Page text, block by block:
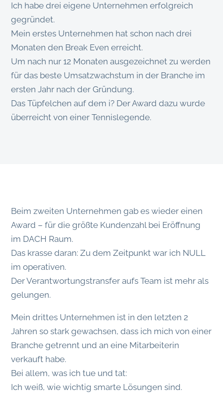
Ich habe drei eigene Unternehmen erfolgreich
gegründet.
Mein erstes Unternehmen hat schon nach drei
Monaten den Break Even erreicht.
Um nach nur 12 Monaten ausgezeichnet zu werden
für das beste Umsatzwachstum in der Branche im
ersten Jahr nach der Gründung.
Das Tüpfelchen auf dem i? Der Award dazu wurde
überreicht von einer Tennislegende.
Beim zweiten Unternehmen gab es wieder einen
Award – für die größte Kundenzahl bei Eröffnung
im DACH Raum.
Das krasse daran: Zu dem Zeitpunkt war ich NULL
im operativen.
Der Verantwortungstransfer aufs Team ist mehr als
gelungen.
Mein drittes Unternehmen ist in den letzten 2
Jahren so stark gewachsen, dass ich mich von einer
Branche getrennt und an eine Mitarbeiterin
verkauft habe.
Bei allem, was ich tue und tat:
Ich weiß, wie wichtig smarte Lösungen sind.